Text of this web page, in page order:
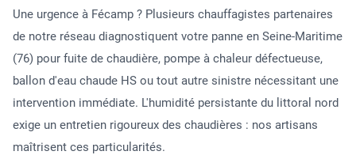
Une urgence à Fécamp ? Plusieurs chauffagistes partenaires
de notre réseau diagnostiquent votre panne en Seine-Maritime
(76) pour fuite de chaudière, pompe à chaleur défectueuse,
ballon d'eau chaude HS ou tout autre sinistre nécessitant une
intervention immédiate. L'humidité persistante du littoral nord
exige un entretien rigoureux des chaudières : nos artisans
maîtrisent ces particularités.